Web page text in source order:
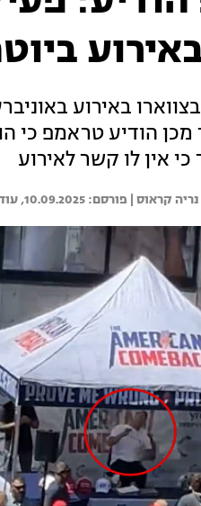
נורה בצווארו באירוע
מכן הודיע טראמפ כי
אין לו קשר לאירוע
נריה קראוס | 10.09.2025